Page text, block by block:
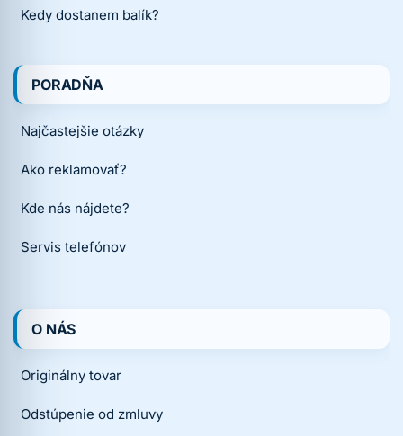
Kedy dostanem balík?
PORADŇA
Najčastejšie otázky
Ako reklamovať?
Kde nás nájdete?
Servis telefónov
O NÁS
Originálny tovar
Odstúpenie od zmluvy